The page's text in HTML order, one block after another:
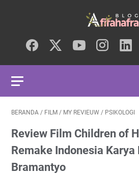
BERANDA / FILM / MY REVIEUW / PSIKOLOGI
Review Film Children of
Remake Indonesia Karya
Bramantyo